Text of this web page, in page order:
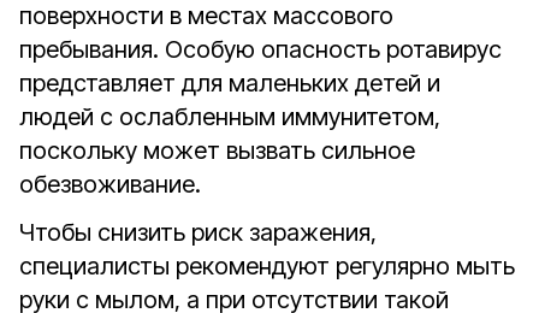
поверхности в местах массового
пребывания. Особую опасность ротавирус
представляет для маленьких детей и
людей с ослабленным иммунитетом,
поскольку может вызвать сильное
обезвоживание.
Чтобы снизить риск заражения,
специалисты рекомендуют регулярно мыть
руки с мылом, а при отсутствии такой